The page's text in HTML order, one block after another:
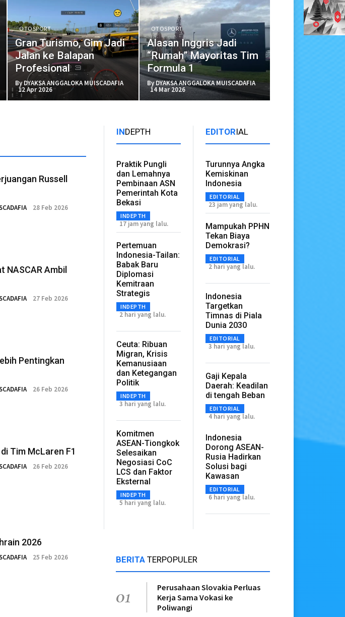
OTOSPORT
Gran Turismo, Gim Jadi
Jalan ke Balapan
Profesional
By DYAKSA ANGGALOKA MUISCADAFIA
12 Apr 2026
OTOSPORT
Alasan Inggris Jadi
“Rumah” Mayoritas Tim
Formula 1
By DYAKSA ANGGALOKA MUISCADAFIA
14 Mar 2026
Russell
28 Feb 2026
NASCAR Ambil
27 Feb 2026
Pentingkan
26 Feb 2026
Tim McLaren F1
26 Feb 2026
2026
25 Feb 2026
INDEPTH
Praktik Pungli
dan Lemahnya
Pembinaan ASN
Pemerintah Kota
Bekasi
INDEPTH
17 jam yang lalu.
Pertemuan
Indonesia-Tailan:
Babak Baru
Diplomasi
Kemitraan
Strategis
INDEPTH
2 hari yang lalu.
Ceuta: Ribuan
Migran, Krisis
Kemanusiaan
dan Ketegangan
Politik
INDEPTH
3 hari yang lalu.
Komitmen
ASEAN-Tiongkok
Selesaikan
Negosiasi CoC
LCS dan Faktor
Eksternal
INDEPTH
5 hari yang lalu.
EDITORIAL
Turunnya Angka
Kemiskinan
Indonesia
EDITORIAL
23 jam yang lalu.
Mampukah PPHN
Tekan Biaya
Demokrasi?
EDITORIAL
2 hari yang lalu.
Indonesia
Targetkan
Timnas di Piala
Dunia 2030
EDITORIAL
3 hari yang lalu.
Gaji Kepala
Daerah: Keadilan
di tengah Beban
EDITORIAL
4 hari yang lalu.
Indonesia
Dorong ASEAN-
Rusia Hadirkan
Solusi bagi
Kawasan
EDITORIAL
6 hari yang lalu.
BERITATERPOPULER
01
Perusahaan Slovakia Perluas
Kerja Sama Vokasi ke
Poliwangi